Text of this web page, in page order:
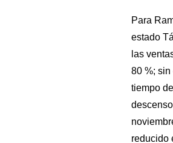
Para
estado
las
80 %;
tiempo
reducido